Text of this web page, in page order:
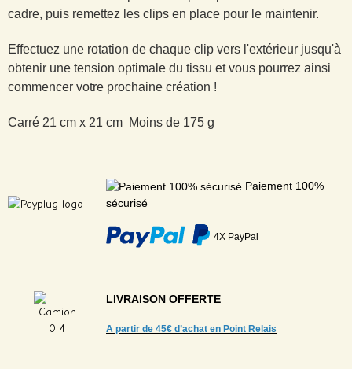
cadre, puis remettez les clips en place pour le maintenir.
Effectuez une rotation de chaque clip vers l'extérieur jusqu'à
obtenir une tension optimale du tissu et vous pourrez ainsi
commencer votre prochaine création !
Carré 21 cm x 21 cm Moins de 175 g
Paiement 100%
sécurisé
4X PayPal
LIVRAISON OFFERTE
A partir de 45€ d’achat en Point Relais